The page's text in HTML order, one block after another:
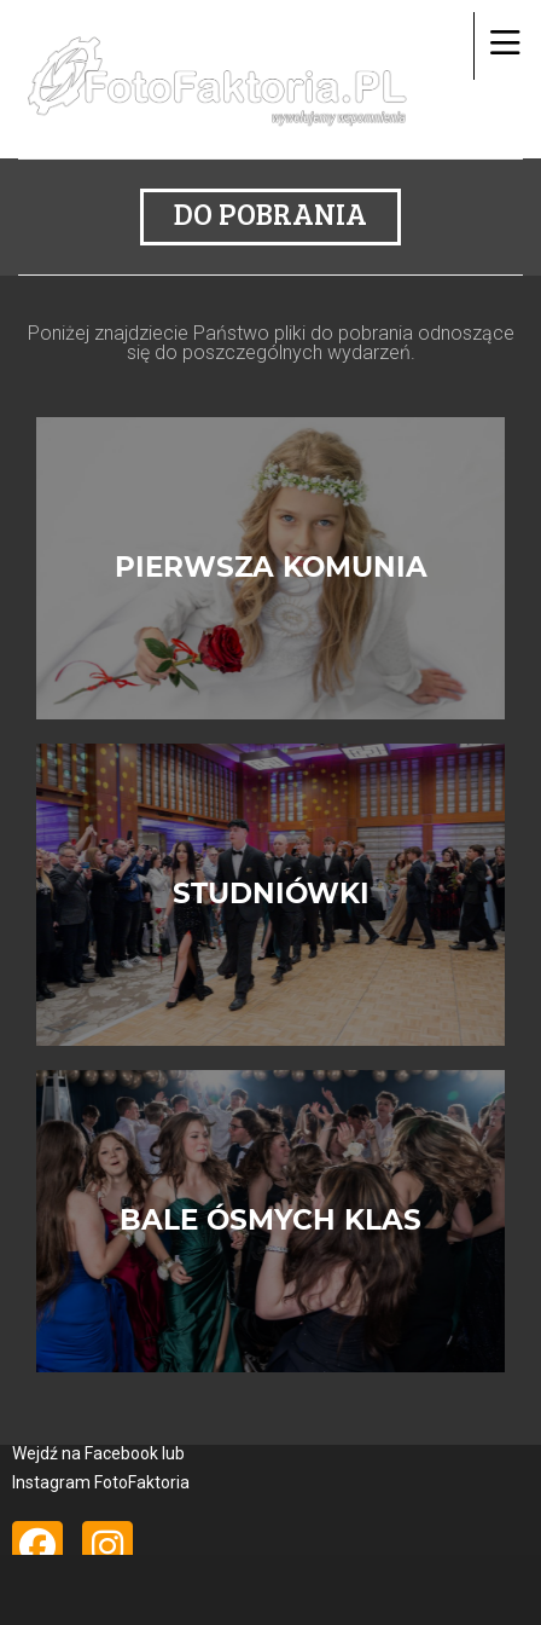
DO POBRANIA
Poniżej znajdziecie Państwo pliki do pobrania odnoszące
się do poszczególnych wydarzeń.
PIERWSZA KOMUNIA
STUDNIÓWKI
BALE ÓSMYCH KLAS
Wejdź na Facebook lub
Instagram FotoFaktoria